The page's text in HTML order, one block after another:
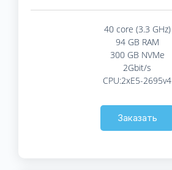
40 core (3.3 GHz)
94 GB RAM
300 GB NVMe
2Gbit/s
CPU:2xE5-2695v4
Заказать